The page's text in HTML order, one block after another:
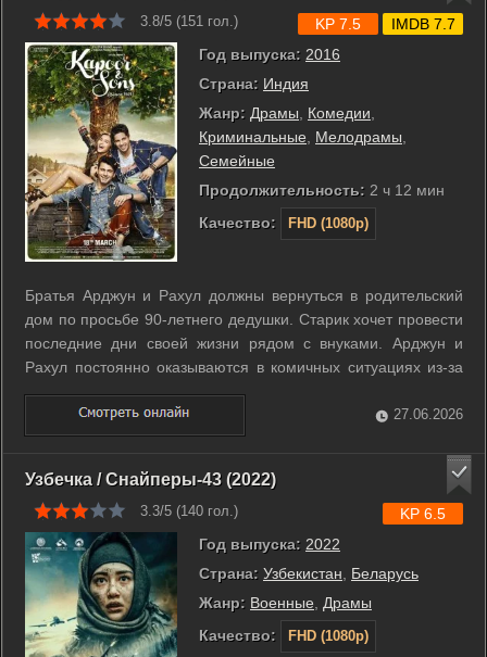
3.8/5 (151 гол.)
Год выпуска: 2016
Страна: Индия
Жанр: Драмы Комедии
Криминальные
Мелодрамы
Семейные
Продолжительность: 2 ч 12 мин
Качество:
FHD (1080p)
KP 7.5 IMDB 7.7
Братья Арджун и Рахул должны вернуться в родительский
дом по просьбе 90-летнего дедушки. Старик хочет провести
последние дни своей жизни рядом с внуками. Арджун и
Рахул постоянно оказываются в комичных ситуациях из-за
того, что не могут найти рациональных объяснений
происходящему. И когда братья влюбляются в одну и ту же
девушку, между ними ...
27.06.2026
Узбечка / Снайперы-43 (2022)
3.3/5 (140 гол.)
Год выпуска: 2022
Страна: Узбекистан, Беларусь
Жанр: Военные, Драмы
Качество:
FHD (1080p)
KP 6.5